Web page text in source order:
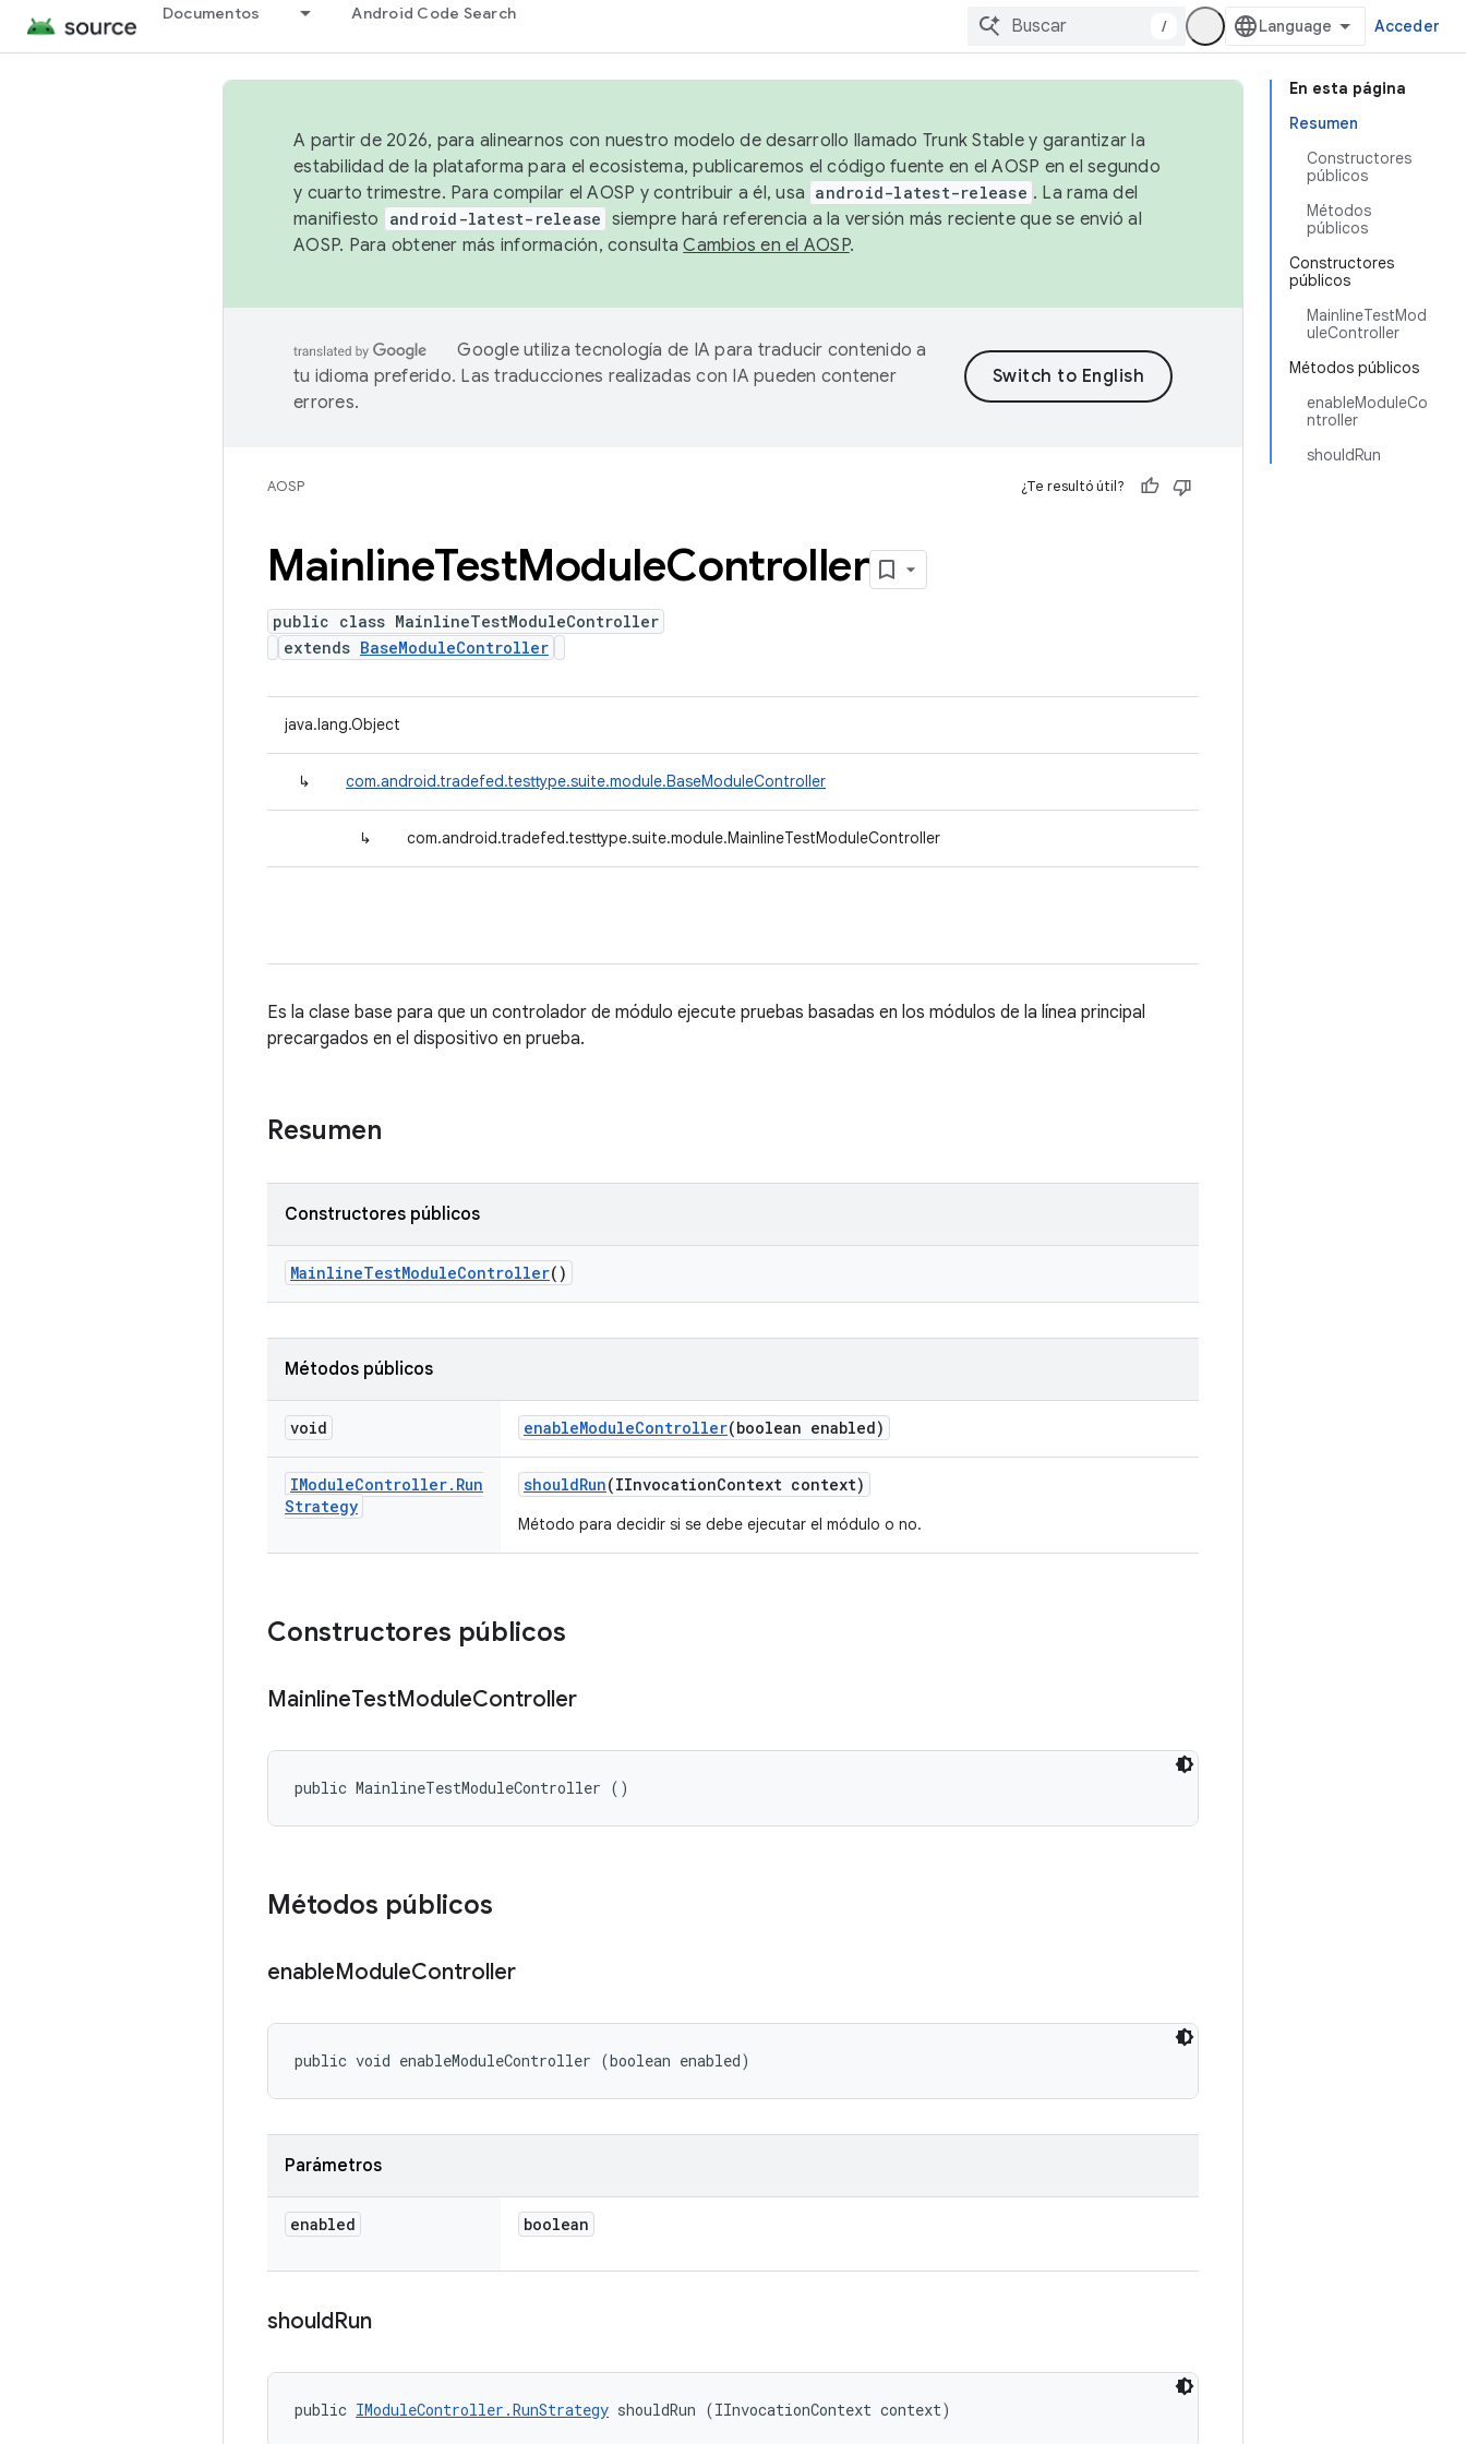
Documentos Android Code Search
/ Acceder
En esta página
Resumen
Constructores
públicos
Métodos
públicos
Constructores
públicos
MainlineTestMod
uleController
Métodos públicos
enableModuleCo
ntroller
shouldRun
A partir de 2026, para alinearnos con nuestro modelo de desarrollo llamado Trunk Stable y garantizar la
estabilidad de la plataforma para el ecosistema, publicaremos el código fuente en el AOSP en el segundo
y cuarto trimestre. Para compilar el AOSP y contribuir a él, usa android-latest-release . La rama del
manifiesto
android-latest-release siempre hará referencia a la versión más reciente que se envió al
AOSP. Para obtener más información, consultaCambios en el AOSP.
Google utiliza tecnología de IA para traducir contenido a
tu idioma preferido. Las traducciones realizadas con IA pueden contener
errores.
AOSP ¿Te resultó útil?
MainlineTestModuleController
public class MainlineTestModuleController
extends BaseModuleController
java.lang.Object
↳ com.android.tradefed.testtype.suite.module.BaseModuleController
↳ com.android.tradefed.testtype.suite.module.MainlineTestModuleController
Es la clase base para que un controlador de módulo ejecute pruebas basadas en los módulos de la línea principal
precargados en el dispositivo en prueba.
Resumen
Constructores públicos
MainlineTestModuleController()
Métodos públicos
void enableModuleController(boolean enabled)
IModuleController. Run
Strategy
shouldRun(IInvocationContext context)
Método para decidir si se debe ejecutar el módulo o no.
Constructores públicos
MainlineTestModuleController
public MainlineTestModuleController ()
Métodos públicos
enableModuleController
public void enableModuleController (boolean enabled)
Parámetros
enabled boolean
shouldRun
public IModuleController.RunStrategy shouldRun (IInvocationContext context)